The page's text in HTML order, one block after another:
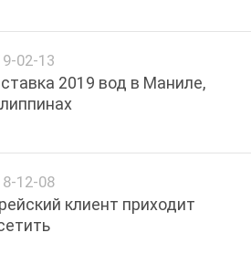
02-13
2019 вод в Маниле,
12-08
клиент приходит